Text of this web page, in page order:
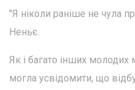
"Я ніколи раніше не чула
Неньє.
Як і багато інших молодих
могла усвідомити, що